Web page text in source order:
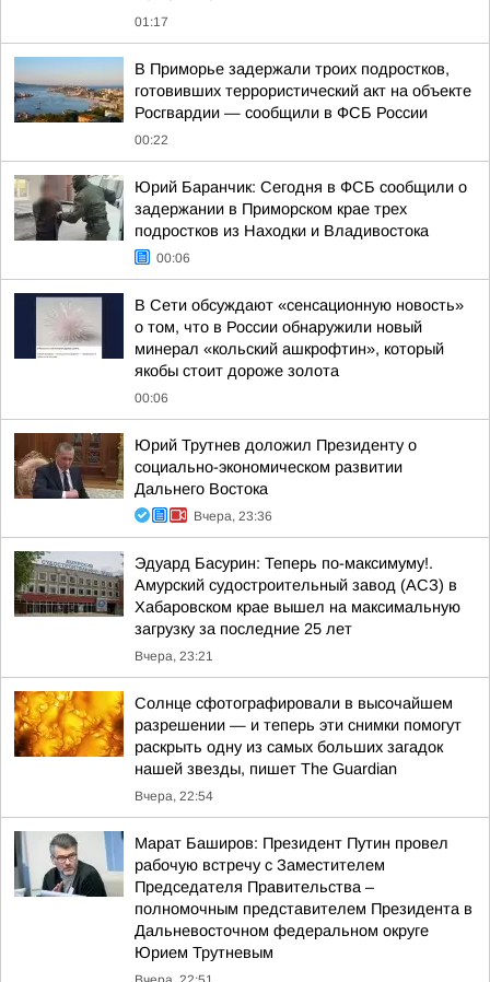
01:17
В Приморье задержали троих подростков,
готовивших террористический акт на объекте
Росгвардии — сообщили в ФСБ России
00:22
Юрий Баранчик: Сегодня в ФСБ сообщили о
задержании в Приморском крае трех
подростков из Находки и Владивостока
00:06
В Сети обсуждают «сенсационную новость»
о том, что в России обнаружили новый
минерал «кольский ашкрофтин», который
якобы стоит дороже золота
00:06
Юрий Трутнев доложил Президенту о
социально-экономическом развитии
Дальнего Востока
Вчера, 23:36
Эдуард Басурин: Теперь по-максимуму!.
Амурский судостроительный завод (АСЗ) в
Хабаровском крае вышел на максимальную
загрузку за последние 25 лет
Вчера, 23:21
Солнце сфотографировали в высочайшем
разрешении — и теперь эти снимки помогут
раскрыть одну из самых больших загадок
нашей звезды, пишет The Guardian
Вчера, 22:54
Марат Баширов: Президент Путин провел
рабочую встречу с Заместителем
Председателя Правительства –
полномочным представителем Президента в
Дальневосточном федеральном округе
Юрием Трутневым